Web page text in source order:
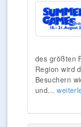
des größten
Region wird
Besuchern
und...